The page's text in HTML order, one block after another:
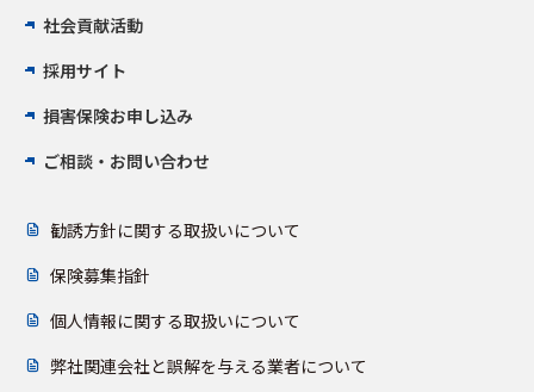
社会貢献活動
採用サイト
損害保険お申し込み
ご相談・お問い合わせ
勧誘方針に関する取扱いについて
保険募集指針
個人情報に関する取扱いについて
弊社関連会社と誤解を与える業者について